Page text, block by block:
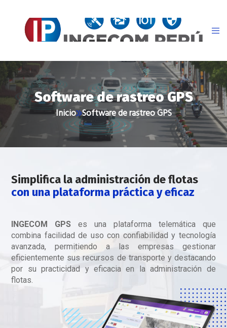
Software de rastreo GPS
Inicio Software de rastreo GPS
Simplifica la administración de flotas
con una plataforma práctica y eficaz
INGECOM GPS es una plataforma telemática que
combina facilidad de uso con confiabilidad y tecnología
avanzada, permitiendo a las empresas gestionar
eficientemente sus recursos de transporte y destacando
por su practicidad y eficacia en la administración de
flotas.